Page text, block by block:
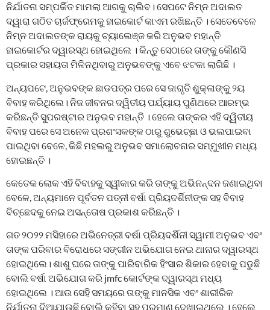
ନିର୍ଯାତନା ସମ୍ପର୍କିତ ମାମଲା ଆଗକୁ ଚାଲିବ। ସେପଟେ ନିମ୍ନ ଅଦାଲତ
ଦ୍ୱାରା ଗଠିତ ଚାର୍ଜଫ୍ରେମକୁ ହାଇକୋର୍ଟ କାଏମ ରଖିଛନ୍ତି । ସେତେବେଳେ
ନିମ୍ନ ଅଦାଲତଙ୍କ ରାୟକୁ ଚ୍ୟାଲେଞ୍ଜ କରି ଅନୁଭବ ମହାନ୍ତି
ହାଇକୋର୍ଟର ଦ୍ୱାରସ୍ଥ ହୋଇଥିଲେ । କିନ୍ତୁ ସେଠାରେ ତାଙ୍କୁ କୌଣସି
ପ୍ରକାର ସହାୟତା ମିଳିନଥିବାରୁ ଅନୁଭବଙ୍କୁ ଏବେ ଝଟକା ଲାଗିଛି ।
ଅନ୍ୟପଟେ, ଅନୁଭବଙ୍କ ଛାଡପତ୍ର ପରେ ସେ ଜାଗୃତି ଶୁକ୍ଳାଙ୍କୁ ୨ୟ
ବିବାହ କରିଥିଲେ। ନିଜ ଜୀବନର ଦ୍ୱିତୀୟ ପର୍ଯ୍ୟାୟ ପୁଣିଥରେ ଆରମ୍ଭ
କରିଛନ୍ତି ସୁପରଷ୍ଟାର ଅନୁଭବ ମହାନ୍ତି । ହେଲେ ତାଙ୍କର ଏହି ଦ୍ୱିତୀୟ
ବିବାହ ପରେ ସେ ଅନେକ ପ୍ରଶଂସକଙ୍କ ଠାରୁ ଶୁଭେଚ୍ଛା ଓ ଭଲପାଇବା
ପାଇଥିବା ବେଳେ, କିଛି ମହଲରୁ ଅନୁଭବ ସମାଲୋଚନାର ସମ୍ମୁଖୀନ ମଧ୍ୟ
ହୋଇଛନ୍ତି ।
କେତେକ ଲୋକ ଏହି ବିବାହକୁ ସ୍ୱୀକାର କରି ତାଙ୍କୁ ଅଭିନନ୍ଦନ ଜଣାଇଥିବା
ବେଳେ, ଅନ୍ୟମାନେ ପୂର୍ବତନ ପତ୍ନୀ ବର୍ଷା ପ୍ରିୟଦର୍ଶିନୀଙ୍କ ସହ ବିବାହ
ବିଚ୍ଛେଦକୁ ନେଇ ଅସନ୍ତୋଷ ପ୍ରକାଶ କରିଛନ୍ତି ।
ଗତ ୨୦୨୨ ମସିହାରେ ଅଭିନେତ୍ରୀ ବର୍ଷା ପ୍ରିୟଦର୍ଶିନୀ ସ୍ୱାମୀ ଅନୁଭବ ଏବଂ
ତାଙ୍କ ପରିବାର ବିରୋଧରେ ସଙ୍ଗୀନ ଅଭିଯୋଗ ନେଇ ଥାନାର ଦ୍ୱାରସ୍ଥ
ହୋଇଥିଲେ। ଶାଶୁ ଘରେ ତାଙ୍କୁ ପାରିବାରିକ ହିଂସାର ଶିକାର ହେବାକୁ ପଡୁଛି
ବୋଲି ବର୍ଷା ଅଭିଯୋଗ କରି jmfc କୋର୍ଟଙ୍କ ଦ୍ୱାରସ୍ଥ ମଧ୍ୟ
ହୋଇଥିଲେ । ଆଉ ସେହି ସମୟରେ ତାଙ୍କୁ ମାନସିକ ଏବଂ ଶାରୀରିକ
ନିର୍ଯାତନା ଦିଆଯାଉଛି ବୋଲି କହିବା ସହ ପ୍ରମାଣ ଦେଖାଇଥିଲେ । ହେଲେ